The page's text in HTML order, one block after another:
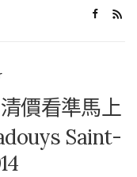
價看準馬上
Saint-